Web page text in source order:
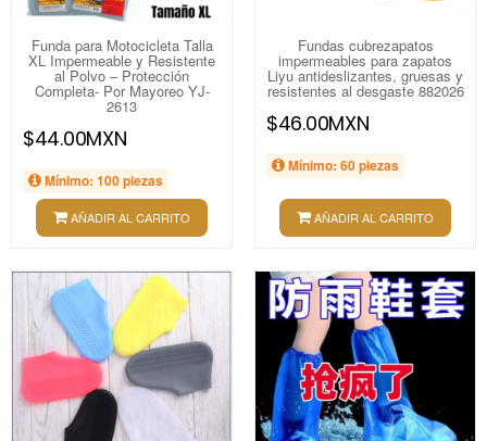
Funda para Motocicleta Talla
XL Impermeable y Resistente
al Polvo – Protección
Completa- Por Mayoreo YJ-
2613
$44.00MXN
Mínimo: 100 piezas
AÑADIR AL CARRITO
Fundas cubrezapatos
impermeables para zapatos
Liyu antideslizantes, gruesas y
resistentes al desgaste 882026
$46.00MXN
Mínimo: 60 piezas
AÑADIR AL CARRITO